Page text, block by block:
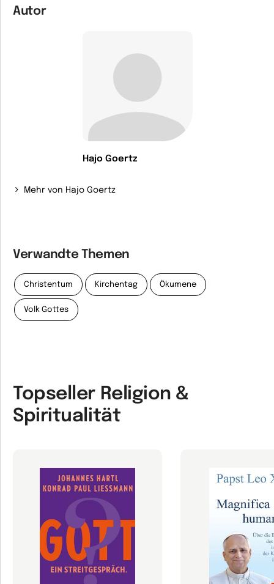
Autor
Hajo Goertz
Mehr von Hajo Goertz
Verwandte Themen
Christentum Kirchentag Ökumene
Volk Gottes
Topseller Religion &
Spiritualität